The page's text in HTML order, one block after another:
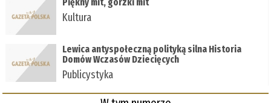
Kultura
Lewica antyspołeczną polityką silna Historia
Domów Wczasów Dziecięcych
Publicystyka